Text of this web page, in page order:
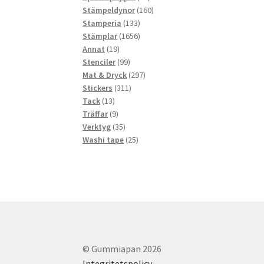
produkter
Stämpeldynor 160160
Stamperia 133133
produkter
Stämplar 16561656
Annat 1919
produkter
Stenciler 9999
produkter
Mat & Dryck 297297
Stickers 311311
Tack 1313
produkter
Träffar 99
produkter
Verktyg 3535
produkter
Washi tape 2525
© Gummiapan 2026